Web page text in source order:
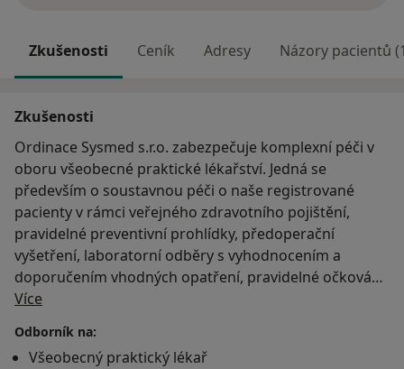
Zkušenosti Ceník Adresy Názory pacientů
Zkušenosti
Ordinace Sysmed s.r.o. zabezpečuje komplexní péči v
oboru všeobecné praktické lékařství. Jedná se
především o soustavnou péči o naše registrované
pacienty v rámci veřejného zdravotního pojištění,
pravidelné preventivní prohlídky, předoperační
vyšetření, laboratorní odběry s vyhodnocením a
doporučením vhodných opatření, pravidelné očkování,
návštěvní službu, poradenské a konsultační služby.
Podrobnosti včetně ordinačních hodin naleznete na
www.sysmed.cz.
Více
Odborník na:
Všeobecný praktický lékař